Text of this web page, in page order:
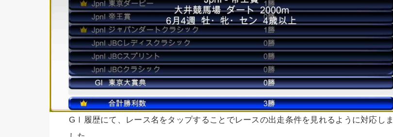
GⅠ履歴にて、レース名をタップすることでレースの出走条件を見れるように対応しま